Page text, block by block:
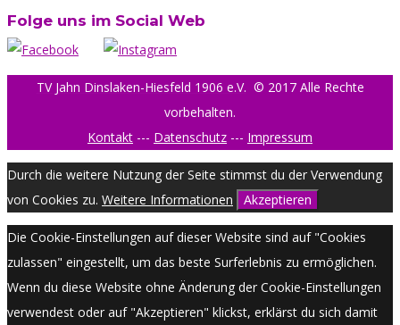
Folge uns im Social Web
TV Jahn Dinslaken-Hiesfeld 1906 e.V. © 2017 Alle Rechte
vorbehalten.
Kontakt --- Datenschutz --- Impressum
Durch die weitere Nutzung der Seite stimmst du der Verwendung
von Cookies zu. Weitere Informationen Akzeptieren
Die Cookie-Einstellungen auf dieser Website sind auf "Cookies
zulassen" eingestellt, um das beste Surferlebnis zu ermöglichen.
Wenn du diese Website ohne Änderung der Cookie-Einstellungen
verwendest oder auf "Akzeptieren" klickst, erklärst du sich damit